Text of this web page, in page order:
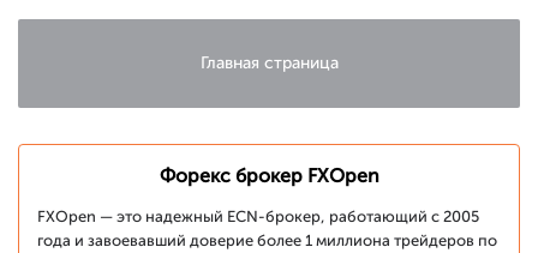
Главная страница
Форекс брокер FXOpen
FXOpen — это надежный ECN-брокер, работающий с 2005
года и завоевавший доверие более 1 миллиона трейдеров по